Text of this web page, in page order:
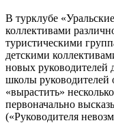
В турклубе
коллективами
туристическими
детскими
новых руководителей
школы руководителей
«вырастить»
первоначально
(«Руководителя